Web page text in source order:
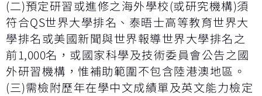
(二)預定研習或進修之海外學校(或研究機構)須
符合QS世界大學排名、泰晤士高等教育世界大
學排名或美國新聞與世界報導世界大學排名之
前1,000名，或國家科學及技術委員會公告之國
外研習機構，惟補助範圍不包含陸港澳地區。
(三)需檢附歷年在學中文成績單及英文能力檢定